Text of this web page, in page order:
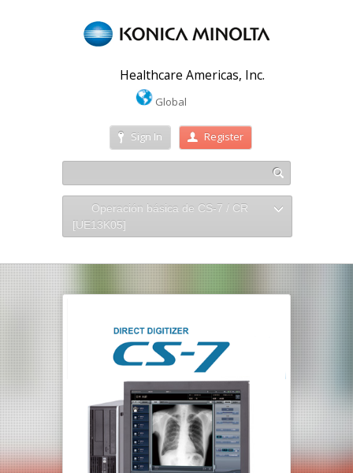
Healthcare Americas, Inc.
Global
Sign In Register
Operación básica de CS-7 / CR
[UE13K05]